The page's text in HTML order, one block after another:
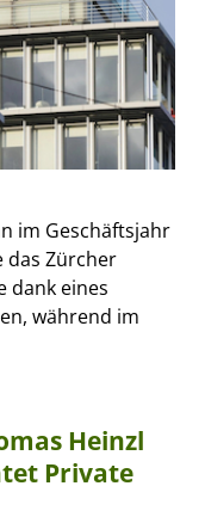
im Geschäftsjahr
das Zürcher
dank eines
während im
Heinzl
Private